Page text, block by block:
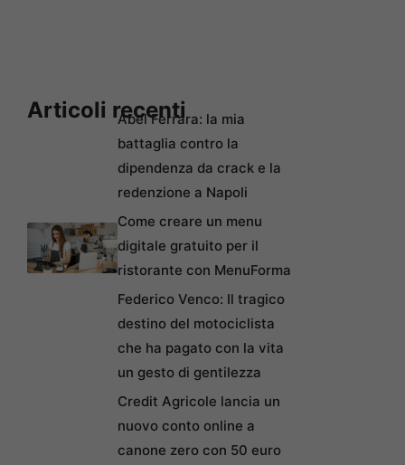
Articoli recenti
Abel Ferrara: la mia
battaglia contro la
dipendenza da crack e la
redenzione a Napoli
Come creare un menu
digitale gratuito per il
ristorante con MenuForma
Federico Venco: Il tragico
destino del motociclista
che ha pagato con la vita
un gesto di gentilezza
Credit Agricole lancia un
nuovo conto online a
canone zero con 50 euro